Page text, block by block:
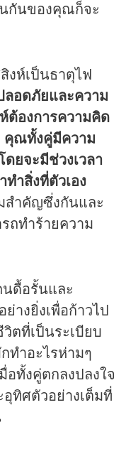
นกันของคุณก็จะ
งห์เป็นธาตุไฟ
ลอดภัยและความ
ต้องการความคิด
คุณทั้งคู่มีความ
ยจะมีช่วงเวลา
ำสิ่งที่ตัวเอง
สำคัญซึ่งกันและ
ถทำร้ายความ
ดื้อรั้นและ
างยิ่งเพื่อก้าวไป
ตที่เป็นระเบียบ
ำอะไรห่ามๆ
อทั้งคู่ตกลงปลงใจ
ทิศตัวอย่างเต็มที่